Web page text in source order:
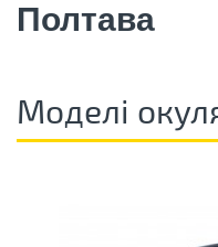
Полтава
Моделі